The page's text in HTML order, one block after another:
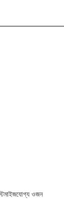
ওজন